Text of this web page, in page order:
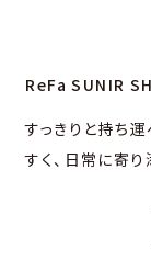
ReFa SUNIR
すっきりと持ち
すく、⽇常に寄り